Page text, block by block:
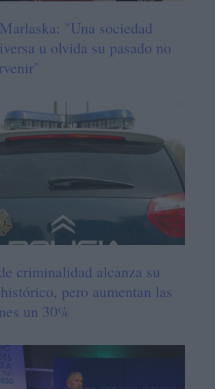
"Una sociedad
u olvida su pasado no
criminalidad alcanza su
pero aumentan las
un 30%